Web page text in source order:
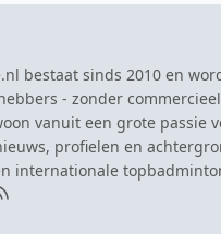
bestaat sinds 2010 en
- zonder
vanuit een grote passie
profielen en
internationale